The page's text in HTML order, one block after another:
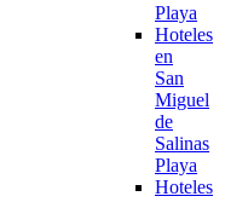
Playa
Hoteles
en
San
Miguel
de
Salinas
Playa
Hoteles